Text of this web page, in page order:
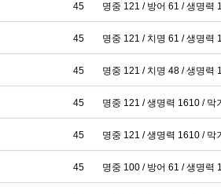
45 명중 121 / 방어 61 / 생명력
45 명중 121 / 치명 61 / 생명력
45 명중 121 / 치명 48 / 생명력
45 명중 121 / 생명력 1610 / 막
45 명중 121 / 생명력 1610 / 막
45 명중 100 / 방어 61 / 생명력